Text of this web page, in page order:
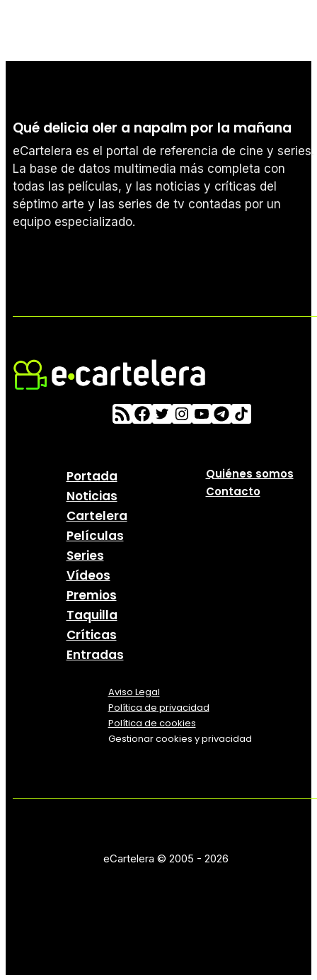
Qué delicia oler a napalm por la mañana
eCartelera es el portal de referencia de cine y series.
La base de datos multimedia más completa con
todas las películas, y las noticias y críticas del
séptimo arte y las series de tv contadas por un
equipo especializado.
Portada
Noticias
Cartelera
Películas
Series
Vídeos
Premios
Taquilla
Críticas
Entradas
Quiénes somos
Contacto
Aviso Legal
Política de privacidad
Política de cookies
Gestionar cookies y privacidad
eCartelera © 2005 - 2026